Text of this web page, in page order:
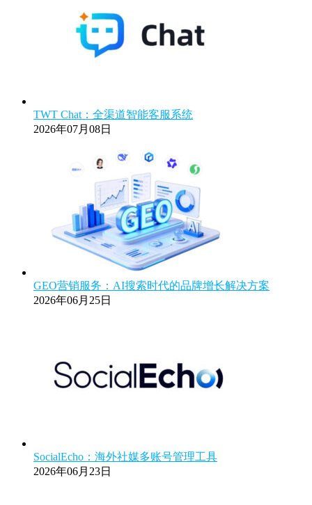
TWT Chat：全渠道智能客服系统
2026年07月08日
GEO营销服务：AI搜索时代的品牌增长解决方案
2026年06月25日
SocialEcho：海外社媒多账号管理工具
2026年06月23日